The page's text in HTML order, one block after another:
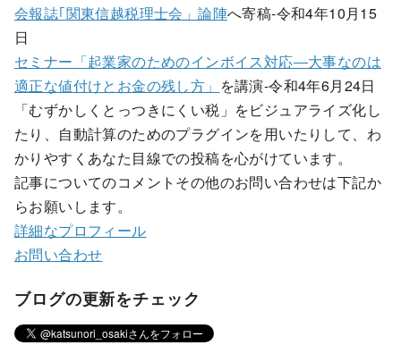
会報誌｢関東信越税理士会」論陣へ寄稿-令和4年10月15
日
セミナー「起業家のためのインボイス対応―大事なのは
適正な値付けとお金の残し方」 を講演-令和4年6月24日
「むずかしくとっつきにくい税」をビジュアライズ化し
たり、自動計算のためのプラグインを用いたりして、わ
かりやすくあなた目線での投稿を心がけています。
記事についてのコメントその他のお問い合わせは下記か
らお願いします。
詳細なプロフィール
お問い合わせ
ブログの更新をチェック